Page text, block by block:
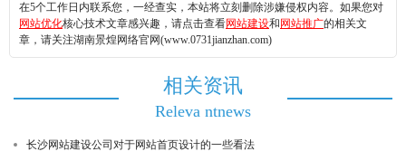
在5个工作日内联系您，一经查实，本站将立刻删除涉嫌侵权内容。如果您对
网站优化核心技术文章感兴趣，请点击查看网站建设和 网站推广的相关文
章，请关注湖南景煌网络官网(www.0731jianzhan.com)
相关资讯
Releva ntnews
长沙网站建设公司对于网站首页设计的一些看法